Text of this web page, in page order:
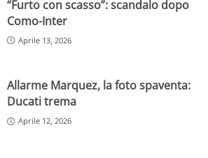
“Furto con scasso”: scandalo dopo
Como-Inter
Aprile 13, 2026
Allarme Marquez, la foto spaventa:
Ducati trema
Aprile 12, 2026